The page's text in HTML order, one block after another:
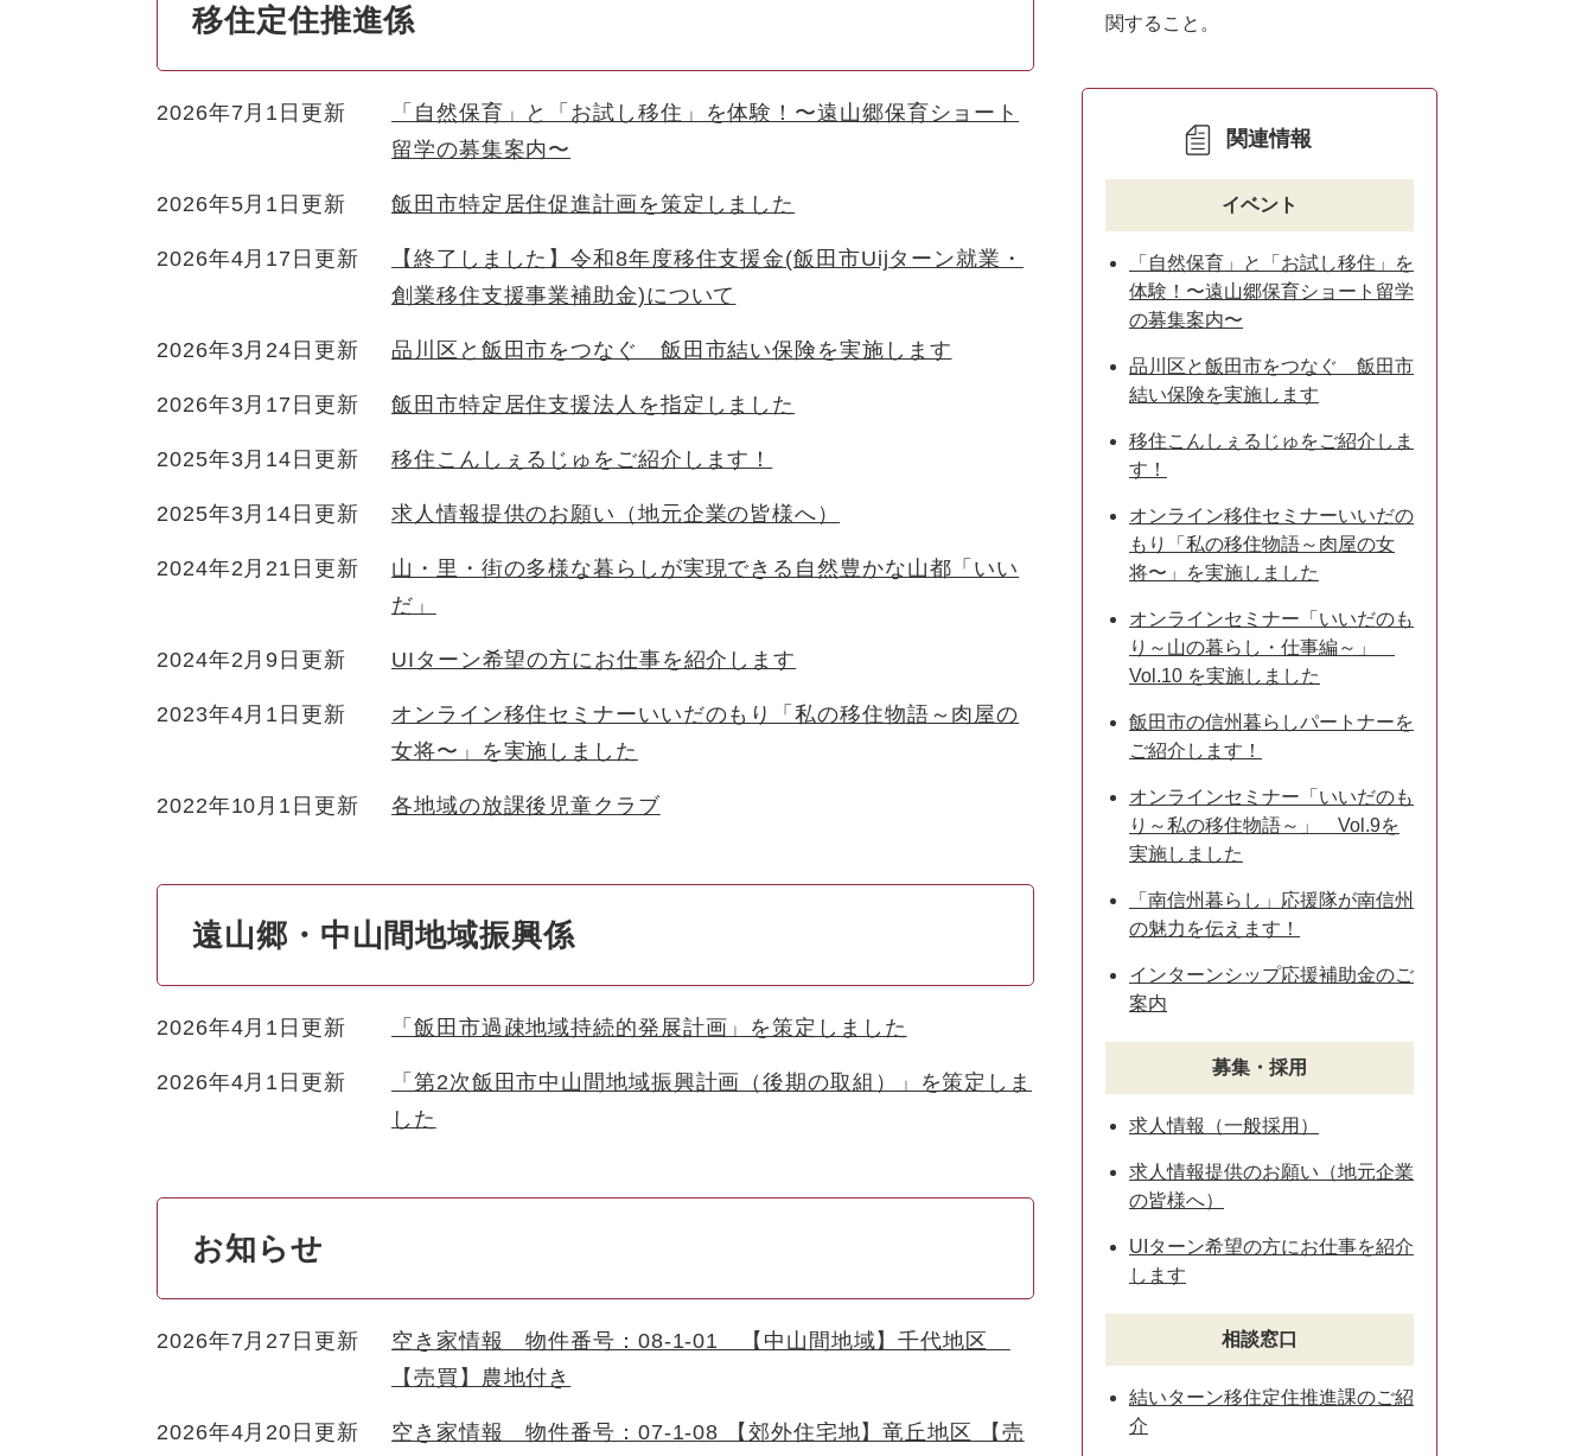
移住定住推進係
2026年7月1日更新
「自然保育」と「お試し移住」を体験！〜遠山郷保育ショート
留学の募集案内〜
2026年5月1日更新 飯田市特定居住促進計画を策定しました
2026年4月17日更新
【終了しました】令和8年度移住支援金(飯田市Uijターン就業・
創業移住支援事業補助金)について
2026年3月24日更新 品川区と飯田市をつなぐ 飯田市結い保険を実施します
2026年3月17日更新 飯田市特定居住支援法人を指定しました
2025年3月14日更新 移住こんしぇるじゅをご紹介します！
2025年3月14日更新 求人情報提供のお願い（地元企業の皆様へ）
2024年2月21日更新
山・里・街の多様な暮らしが実現できる自然豊かな山都「いい
だ」
2024年2月9日更新 UIターン希望の方にお仕事を紹介します
2023年4月1日更新
オンライン移住セミナーいいだのもり「私の移住物語～肉屋の
女将〜」を実施しました
2022年10月1日更新 各地域の放課後児童クラブ
遠山郷・中山間地域振興係
2026年4月1日更新 「飯田市過疎地域持続的発展計画」を策定しました
2026年4月1日更新
「第2次飯田市中山間地域振興計画（後期の取組）」を策定しま
した
お知らせ
2026年7月27日更新
空き家情報 物件番号：08-1-01 【中山間地域】千代地区
【売買】農地付き
2026年4月20日更新
空き家情報 物件番号：07-1-08 【郊外住宅地】竜丘地区 【売
関すること。
関連情報
イベント
「自然保育」と「お試し移住」を
体験！〜遠山郷保育ショート留学
の募集案内〜
品川区と飯田市をつなぐ 飯田市
結い保険を実施します
移住こんしぇるじゅをご紹介しま
す！
オンライン移住セミナーいいだの
もり「私の移住物語～肉屋の女
将〜」を実施しました
オンラインセミナー「いいだのも
り～山の暮らし・仕事編～」
Vol.10 を実施しました
飯田市の信州暮らしパートナーを
ご紹介します！
オンラインセミナー「いいだのも
り～私の移住物語～」 Vol.9を
実施しました
「南信州暮らし」応援隊が南信州
の魅力を伝えます！
インターンシップ応援補助金のご
案内
募集・採用
求人情報（一般採用）
求人情報提供のお願い（地元企業
の皆様へ）
UIターン希望の方にお仕事を紹介
します
相談窓口
結いターン移住定住推進課のご紹
介